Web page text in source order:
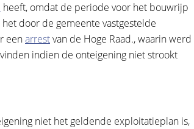
heeft, omdat de periode voor het bouwrijp
door de gemeente vastgestelde
eenarrestvan de Hoge Raad., waarin werd
indien de onteigening niet strookt
niet het geldende exploitatieplan is,